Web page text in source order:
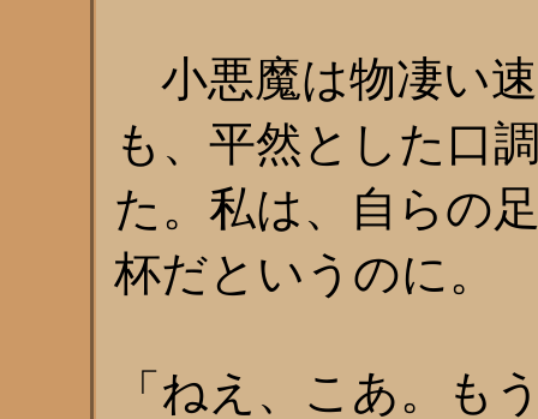
小悪魔は物凄い
も、平然とした口
た。私は、自らの
杯だというのに。
「ねえ、こあ。も